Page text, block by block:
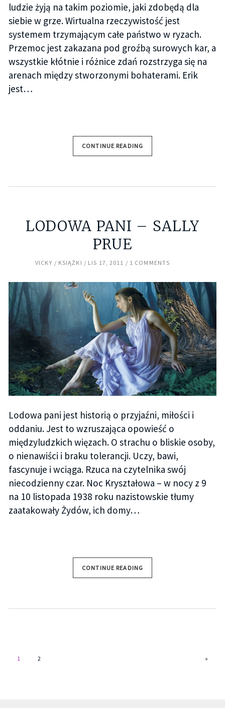
ludzie żyją na takim poziomie, jaki zdobędą dla
siebie w grze. Wirtualna rzeczywistość jest
systemem trzymającym całe państwo w ryzach.
Przemoc jest zakazana pod groźbą surowych kar, a
wszystkie kłótnie i różnice zdań rozstrzyga się na
arenach między stworzonymi bohaterami. Erik
jest…
CONTINUE READING
LODOWA PANI – SALLY
PRUE
VICKY KSIĄŻKI LIS 17, 2011 1 COMMENTS
Lodowa pani jest historią o przyjaźni, miłości i
oddaniu. Jest to wzruszająca opowieść o
międzyludzkich więzach. O strachu o bliskie osoby,
o nienawiści i braku tolerancji. Uczy, bawi,
fascynuje i wciąga. Rzuca na czytelnika swój
niecodzienny czar. Noc Kryształowa – w nocy z 9
na 10 listopada 1938 roku nazistowskie tłumy
zaatakowały Żydów, ich domy…
CONTINUE READING
1 2 »